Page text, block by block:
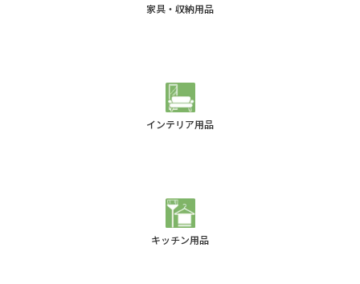
家具・収納用品
インテリア用品
キッチン用品